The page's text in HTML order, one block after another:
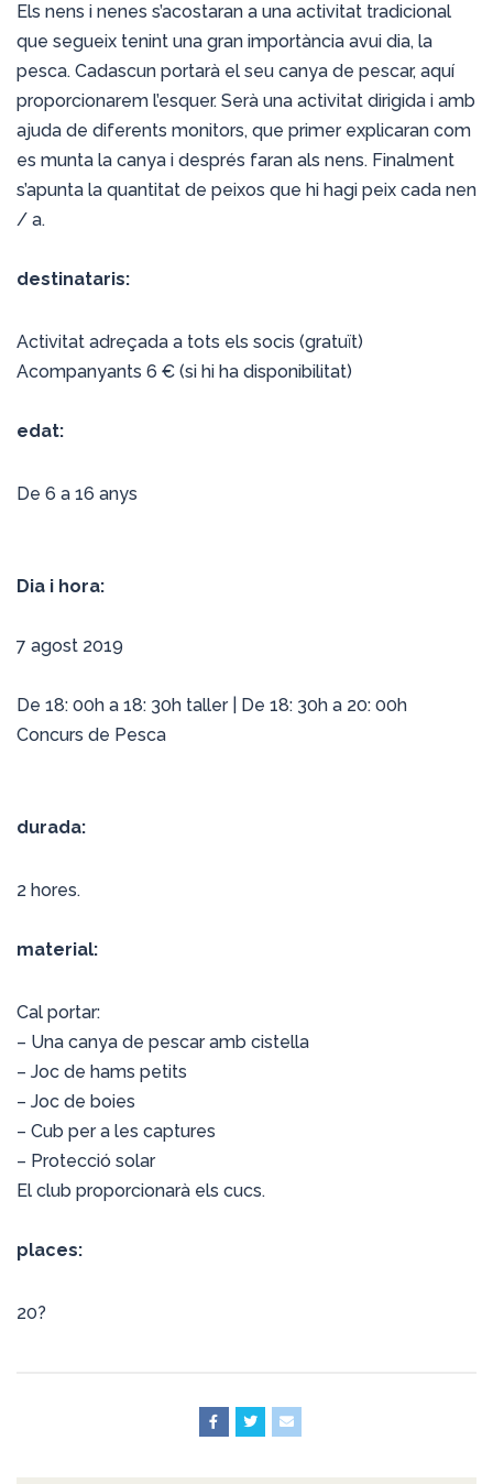
Els nens i nenes s’acostaran a una activitat tradicional
que segueix tenint una gran importància avui dia, la
pesca. Cadascun portarà el seu canya de pescar, aquí
proporcionarem l’esquer. Serà una activitat dirigida i amb
ajuda de diferents monitors, que primer explicaran com
es munta la canya i després faran als nens. Finalment
s’apunta la quantitat de peixos que hi hagi peix cada nen
/ a.
destinataris:
Activitat adreçada a tots els socis (gratuït)
Acompanyants 6 € (si hi ha disponibilitat)
edat:
De 6 a 16 anys
Dia i hora:
7 agost 2019
De 18: 00h a 18: 30h taller | De 18: 30h a 20: 00h
Concurs de Pesca
durada:
2 hores.
material:
Cal portar:
– Una canya de pescar amb cistella
– Joc de hams petits
– Joc de boies
– Cub per a les captures
– Protecció solar
El club proporcionarà els cucs.
places:
20?